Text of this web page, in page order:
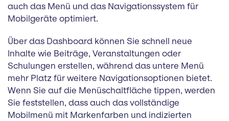
auch das Menü und das Navigationssystem für
Mobilgeräte optimiert.
Über das Dashboard können Sie schnell neue
Inhalte wie Beiträge, Veranstaltungen oder
Schulungen erstellen, während das untere Menü
mehr Platz für weitere Navigationsoptionen bietet.
Wenn Sie auf die Menüschaltfläche tippen, werden
Sie feststellen, dass auch das vollständige
Mobilmenü mit Markenfarben und indizierten